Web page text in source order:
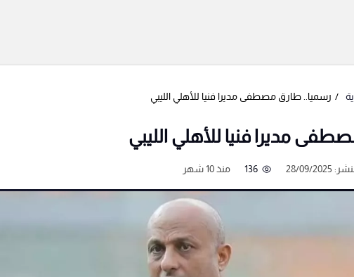
رسميا.. طارق مصطفى مديرا فنيا للأهلي الليبي
مديرا فنيا للأهلي الليبي
09/2025
136 منذ 10 شهر